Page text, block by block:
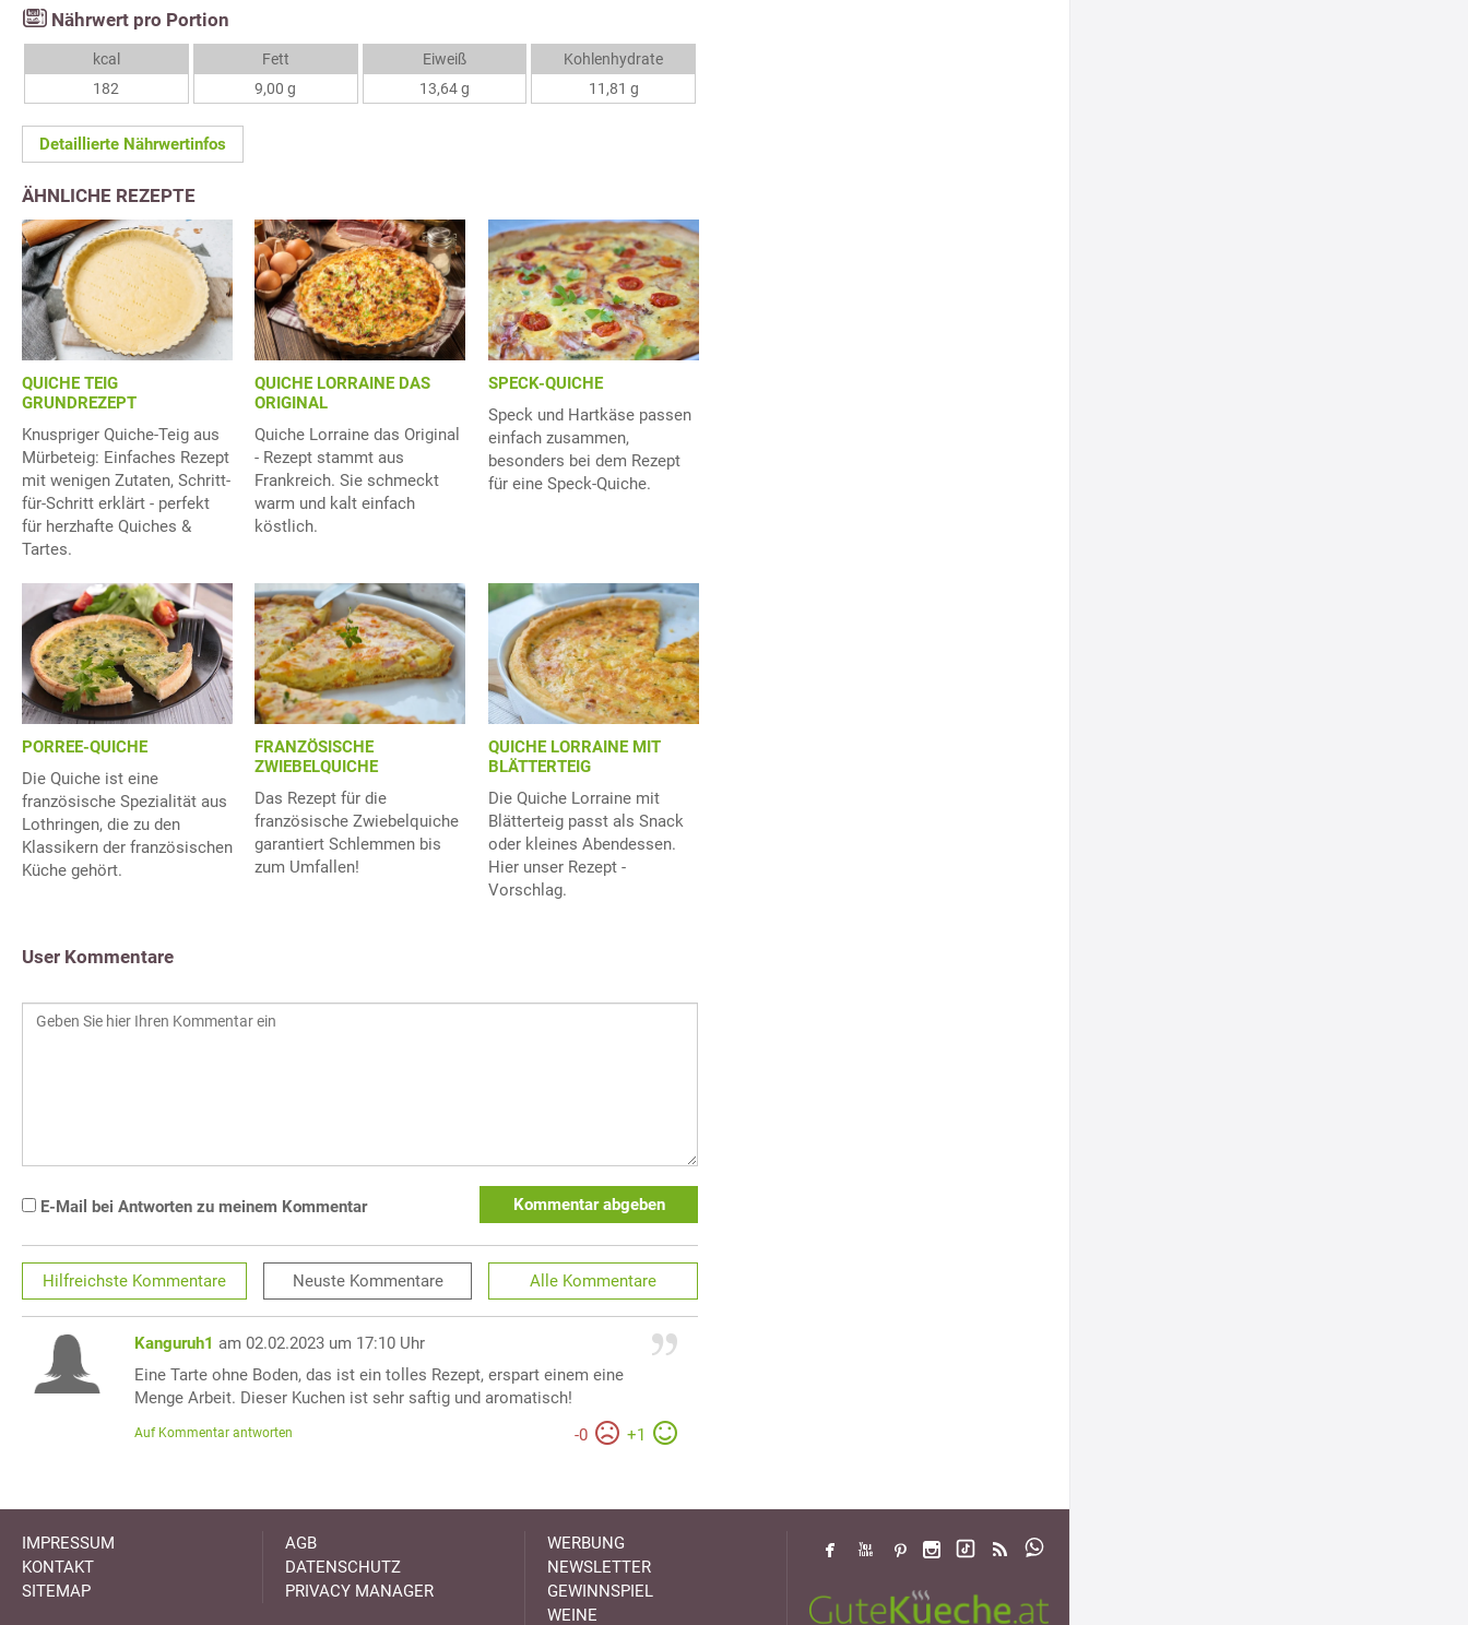
Nährwert pro Portion
kcal
182
Fett
9,00 g
Eiweiß
13,64 g
Kohlenhydrate
11,81 g
Detaillierte Nährwertinfos
ÄHNLICHE REZEPTE
QUICHE TEIG
GRUNDREZEPT
Knuspriger Quiche-Teig aus
Mürbeteig: Einfaches Rezept
mit wenigen Zutaten, Schritt-
für-Schritt erklärt - perfekt
für herzhafte Quiches &
Tartes.
QUICHE LORRAINE DAS
ORIGINAL
Quiche Lorraine das Original
- Rezept stammt aus
Frankreich. Sie schmeckt
warm und kalt einfach
köstlich.
SPECK-QUICHE
Speck und Hartkäse passen
einfach zusammen,
besonders bei dem Rezept
für eine Speck-Quiche.
PORREE-QUICHE
Die Quiche ist eine
französische Spezialität aus
Lothringen, die zu den
Klassikern der französischen
Küche gehört.
FRANZÖSISCHE
ZWIEBELQUICHE
Das Rezept für die
französische Zwiebelquiche
garantiert Schlemmen bis
zum Umfallen!
QUICHE LORRAINE MIT
BLÄTTERTEIG
Die Quiche Lorraine mit
Blätterteig passt als Snack
oder kleines Abendessen.
Hier unser Rezept -
Vorschlag.
User Kommentare
E-Mail bei Antworten zu meinem Kommentar Kommentar abgeben
Hilfreichste Kommentare Neuste Kommentare Alle Kommentare
Kanguruh1 am 02.02.2023 um 17:10 Uhr
Eine Tarte ohne Boden, das ist ein tolles Rezept, erspart einem eine
Menge Arbeit. Dieser Kuchen ist sehr saftig und aromatisch!
-0 +1
Auf Kommentar antworten
IMPRESSUM
KONTAKT
SITEMAP
AGB
DATENSCHUTZ
PRIVACY MANAGER
WERBUNG
NEWSLETTER
GEWINNSPIEL
WEINE